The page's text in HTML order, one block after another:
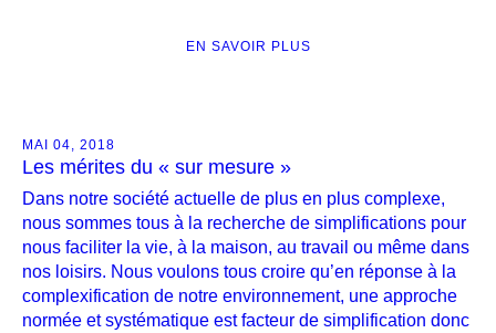
EN SAVOIR PLUS
MAI 04, 2018
Les mérites du « sur mesure »
Dans notre société actuelle de plus en plus complexe,
nous sommes tous à la recherche de simplifications pour
nous faciliter la vie, à la maison, au travail ou même dans
nos loisirs. Nous voulons tous croire qu’en réponse à la
complexification de notre environnement, une approche
normée et systématique est facteur de simplification donc